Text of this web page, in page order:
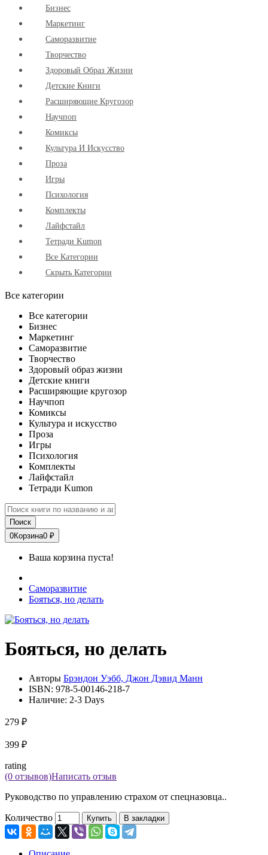
Бизнес
Маркетинг
Cаморазвитие
Творчество
Здоровый Образ Жизни
Детские Книги
Расширяющие Кругозор
Научпоп
Комиксы
Культура И Искусство
Проза
Игры
Психология
Комплекты
Лайфстайл
Тетради Kumon
Все Категории
Скрыть Категории
Все категории
Все категории
Бизнес
Маркетинг
Саморазвитие
Творчество
Здоровый образ жизни
Детские книги
Расширяющие кругозор
Научпоп
Комиксы
Культура и искусство
Проза
Игры
Психология
Комплекты
Лайфстайл
Тетради Kumon
Поиск
0Корзина0 ₽
Ваша корзина пуста!
Саморазвитие
Бояться, но делать
Бояться, но делать
Авторы Брэндон Уэбб, Джон Дэвид Манн
ISBN: 978-5-00146-218-7
Наличие: 2-3 Days
279 ₽
399 ₽
rating
(0 отзывов)Написать отзыв
Руководство по управлению страхом от спецназовца..
Количество Купить В закладки